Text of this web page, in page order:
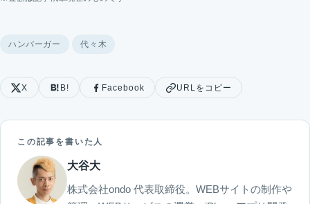
ハンバーガー 代々木
X B! Facebook URLをコピー
この記事を書いた人
大谷大
株式会社ondo 代表取締役。WEBサイトの制作や